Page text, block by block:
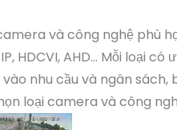
và công nghệ phù
HDCVI, AHD... Mỗi loại
nhu cầu và ngân
loại camera và công